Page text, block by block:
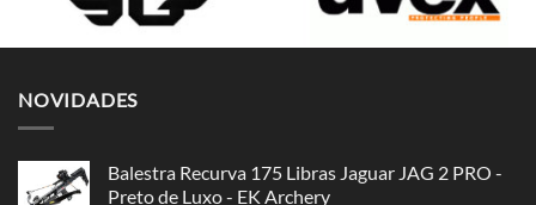
NOVIDADES
Balestra Recurva 175 Libras Jaguar JAG 2 PRO -
Preto de Luxo - EK Archery